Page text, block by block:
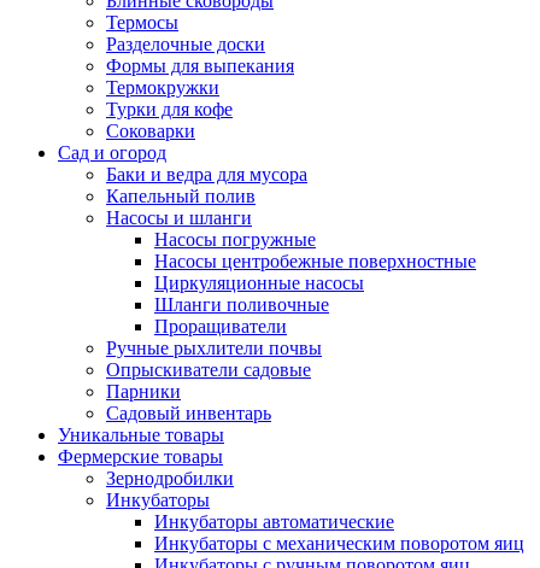
Термосы
Разделочные доски
Формы для выпекания
Термокружки
Турки для кофе
Соковарки
Сад и огород
Баки и ведра для мусора
Капельный полив
Насосы и шланги
Насосы погружные
Насосы центробежные поверхностные
Циркуляционные насосы
Шланги поливочные
Проращиватели
Ручные рыхлители почвы
Опрыскиватели садовые
Парники
Садовый инвентарь
Уникальные товары
Фермерские товары
Зернодробилки
Инкубаторы
Инкубаторы автоматические
Инкубаторы с механическим поворотом яиц